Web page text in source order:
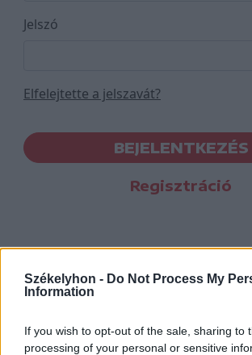
Székelyhon - Do Not Process My
Information
If you wish to opt-out of the sale, sharing to
processing of your personal or sensitive
Jelszó
Elfelejtette a jelszavát?
BEJELENTKEZÉS
Regisztráció